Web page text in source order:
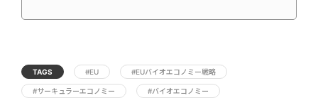
TAGS #EU #EUバイオエコノミー戦略
#サーキュラーエコノミー #バイオエコノミー